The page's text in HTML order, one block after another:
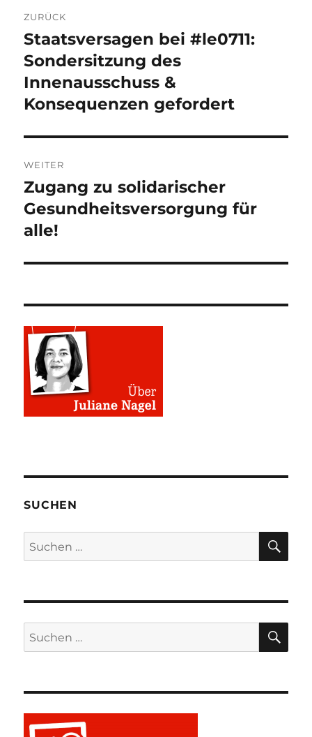
ZURÜCK
Vorheriger
Beitrag:
Staatsversagen bei #le0711:
Sondersitzung des
Innenausschuss &
Konsequenzen gefordert
WEITER
Nächster
Beitrag:
Zugang zu solidarischer
Gesundheitsversorgung für
alle!
SUCHEN
Suchen
nach:
Suchen
nach: